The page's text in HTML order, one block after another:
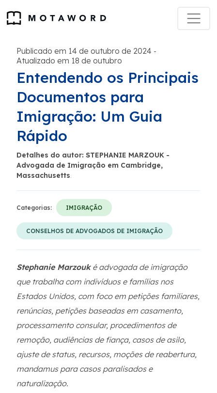
Publicado em 14 de outubro de 2024 -
Atualizado em 18 de outubro
Entendendo os Principais
Documentos para
Imigração: Um Guia
Rápido
Detalhes do autor: STEPHANIE MARZOUK -
Advogada de Imigração em Cambridge,
Massachusetts.
Categorias: IMIGRAÇÃO
CONSELHOS DE ADVOGADOS DE IMIGRAÇÃO
Stephanie Marzouké advogada de imigração
que trabalha com indivíduos e famílias nos
Estados Unidos, com foco em petições familiares,
renúncias, petições baseadas em casamento,
processamento consular, procedimentos de
remoção, audiências de fiança, casos de asilo,
ajuste de status, recursos, moções de reabertura,
mandamus para casos paralisados e
naturalização.